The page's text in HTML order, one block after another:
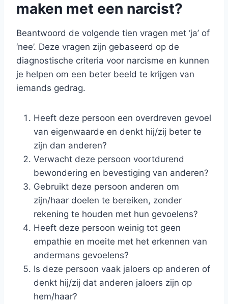
maken met een narcist?
Beantwoord de volgende tien vragen met ‘ja’ of
‘nee’. Deze vragen zijn gebaseerd op de
diagnostische criteria voor narcisme en kunnen
je helpen om een beter beeld te krijgen van
iemands gedrag.
Heeft deze persoon een overdreven gevoel
van eigenwaarde en denkt hij/zij beter te
zijn dan anderen?
Verwacht deze persoon voortdurend
bewondering en bevestiging van anderen?
Gebruikt deze persoon anderen om
zijn/haar doelen te bereiken, zonder
rekening te houden met hun gevoelens?
Heeft deze persoon weinig tot geen
empathie en moeite met het erkennen van
andermans gevoelens?
Is deze persoon vaak jaloers op anderen of
denkt hij/zij dat anderen jaloers zijn op
hem/haar?